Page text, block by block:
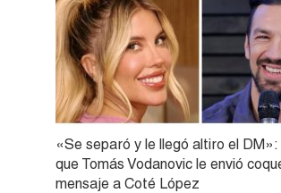
«Se separó y le llegó altiro el
que Tomás Vodanovic le envió
mensaje a Coté López